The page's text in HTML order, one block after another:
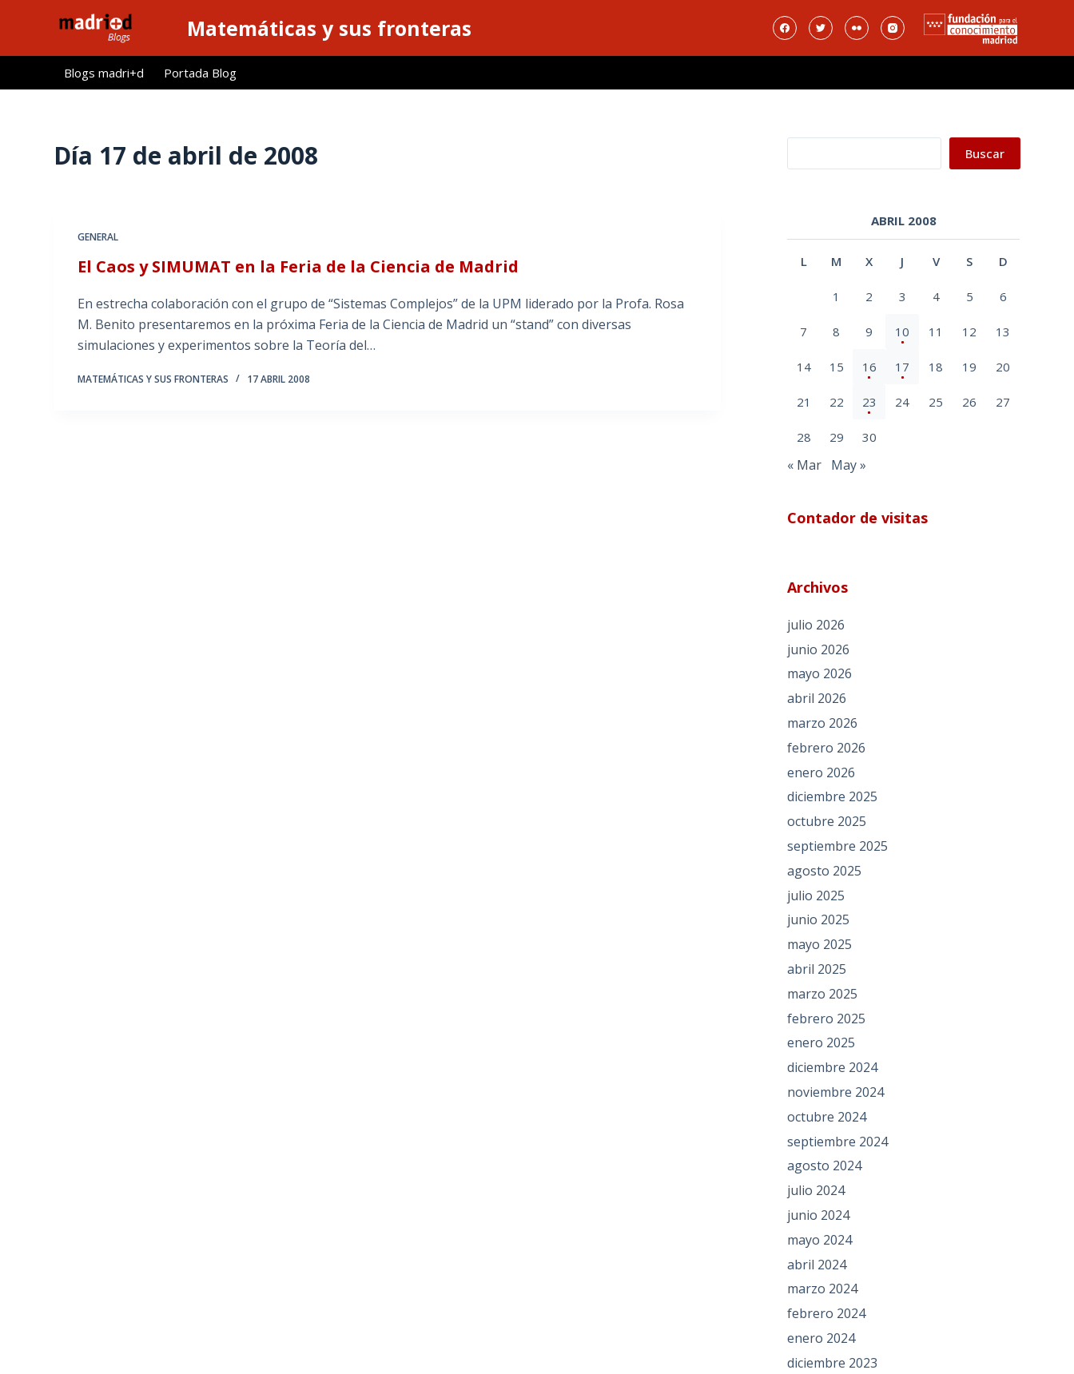
l
Matemáticas y sus fronteras
Blogs madri+d Portada Blog
Día 17 de abril de 2008
GENERAL
El Caos y SIMUMAT en la Feria de la Ciencia de Madrid
En estrecha colaboración con el grupo de “Sistemas Complejos” de la UPM liderado por la Profa. Rosa
M. Benito presentaremos en la próxima Feria de la Ciencia de Madrid un “stand” con diversas
simulaciones y experimentos sobre la Teoría del…
MATEMÁTICAS Y SUS FRONTERAS 17 ABRIL 2008
Buscar
ABRIL 2008
L M X J V S D
1 2 3 4 5 6
7 8 9 10 11 12 13
14 15 16 17 18 19 20
21 22 23 24 25 26 27
28 29 30
« Mar May »
Contador de visitas
Archivos
julio 2026
junio 2026
mayo 2026
abril 2026
marzo 2026
febrero 2026
enero 2026
diciembre 2025
octubre 2025
septiembre 2025
agosto 2025
julio 2025
junio 2025
mayo 2025
abril 2025
marzo 2025
febrero 2025
enero 2025
diciembre 2024
noviembre 2024
octubre 2024
septiembre 2024
agosto 2024
julio 2024
junio 2024
mayo 2024
abril 2024
marzo 2024
febrero 2024
enero 2024
diciembre 2023